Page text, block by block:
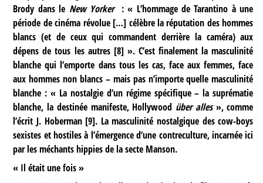
Brody dans le New Yorker : « L’hommage de Tarantino à une
période de cinéma révolue […] célèbre la réputation des hommes
blancs (et de ceux qui commandent derrière la caméra) aux
dépens de tous les autres[8] ». C’est finalement la masculinité
blanche qui l’emporte dans tous les cas, face aux femmes, face
aux hommes non blancs – mais pas n’importe quelle masculinité
blanche : « La nostalgie d’un régime spécifique – la suprématie
blanche, la destinée manifeste, Hollywood über alles», comme
l’écrit J. Hoberman[9]. La masculinité nostalgique des cow-boys
sexistes et hostiles à l’émergence d’une contreculture, incarnée ici
par les méchants hippies de la secte Manson.
« Il était une fois »